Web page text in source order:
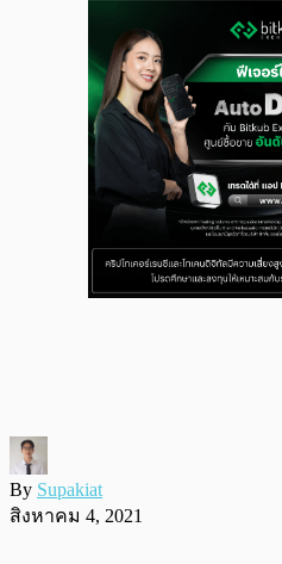
By Supakiat
สิงหาคม 4, 2021